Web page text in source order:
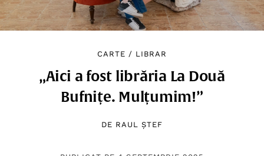
CARTE / LIBRAR
„Aici a fost librăria La Două
Bufnițe. Mulțumim!”
DE RAUL ȘTEF